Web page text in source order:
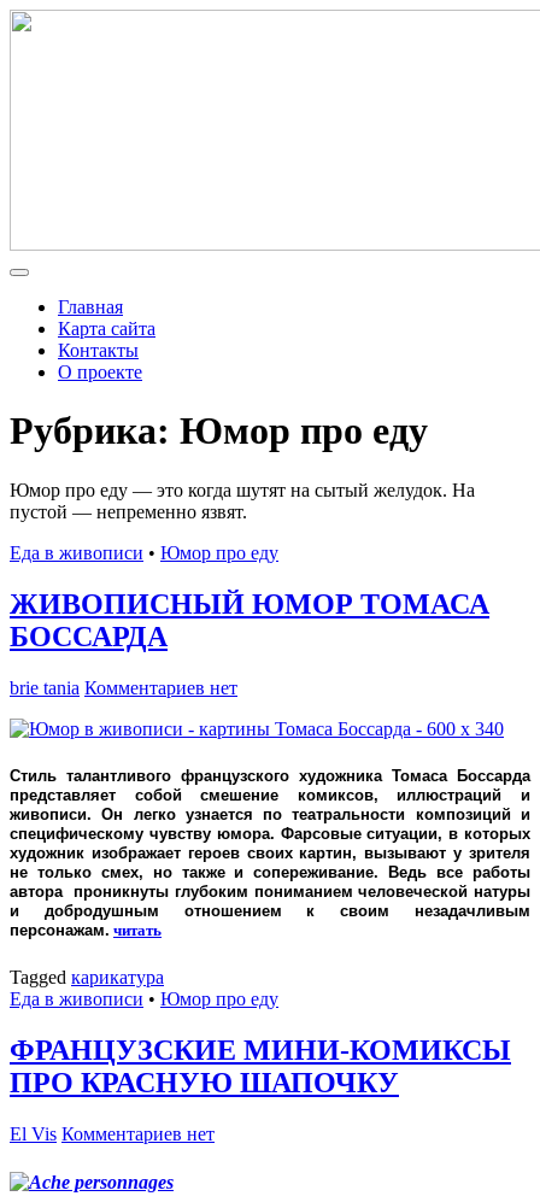
Главная
Карта сайта
Контакты
О проекте
Рубрика: Юмор про еду
Юмор про еду — это когда шутят на сытый желудок. На
пустой — непременно язвят.
Еда в живописи • Юмор про еду
ЖИВОПИСНЫЙ ЮМОР ТОМАСА
БОССАРДА
brie tania Комментариев нет
Стиль талантливого французского художника Томаса Боссарда
представляет собой смешение комиксов, иллюстраций и
живописи. Он легко узнается по театральности композиций и
специфическому чувству юмора. Фарсовые ситуации, в которых
художник изображает героев своих картин, вызывают у зрителя
не только смех, но также и сопереживание. Ведь все работы
автора проникнуты глубоким пониманием человеческой натуры
и добродушным отношением к своим незадачливым
персонажам. читать
Tagged карикатура
Еда в живописи • Юмор про еду
ФРАНЦУЗСКИЕ МИНИ-КОМИКСЫ
ПРО КРАСНУЮ ШАПОЧКУ
El Vis Комментариев нет